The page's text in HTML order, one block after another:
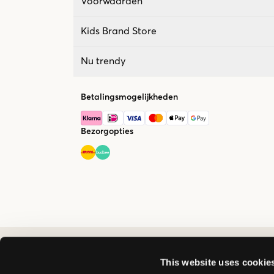
This website uses
Kids Brand Store
Nu trendy
Betalingsmogelijkheden
Bezorgopties